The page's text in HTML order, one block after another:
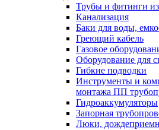
Трубы и фитинги
Канализация
Баки для воды,
Греющий кабель
Газовое
Оборудование для
Гибкие подводки
Инструменты и
монтажа ПП
Гидроаккумуляторы
Запорная
Люки,